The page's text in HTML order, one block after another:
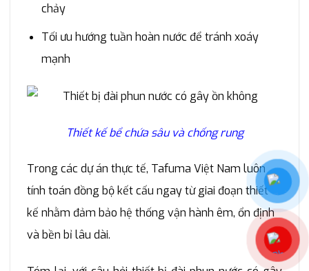
chảy
Tối ưu hướng tuần hoàn nước để tránh xoáy
mạnh
Thiết kế bể chứa sâu và chống rung
Trong các dự án thực tế, Tafuma Việt Nam luôn
tính toán đồng bộ kết cấu ngay từ giai đoạn thiết
kế nhằm đảm bảo hệ thống vận hành êm, ổn định
và bền bỉ lâu dài.